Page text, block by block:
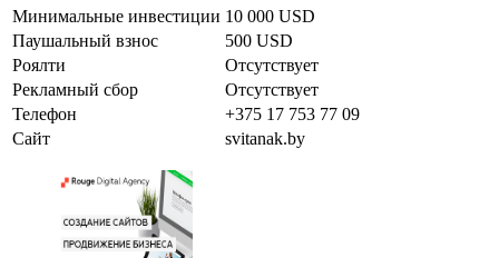
Минимальные инвестиции 10 000 USD
Паушальный взнос
500 USD
Роялти
Отсутствует
Рекламный сбор
Отсутствует
Телефон
+375 17 753 77 09
Сайт
svitanak.by